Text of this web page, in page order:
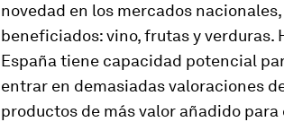
novedad en los mercados
beneficiados: vino, frutas y verduras.
España tiene capacidad potencial
entrar en demasiadas valoraciones
productos de más valor añadido